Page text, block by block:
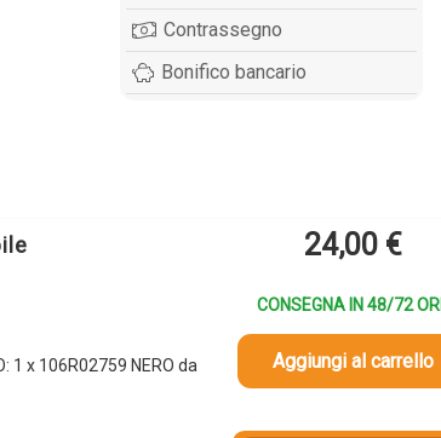
Contrassegno
Bonifico bancario
1 x 106R02759 NERO da
24,00 €
CONSEGNA IN 48/72
Aggiungi al carrello